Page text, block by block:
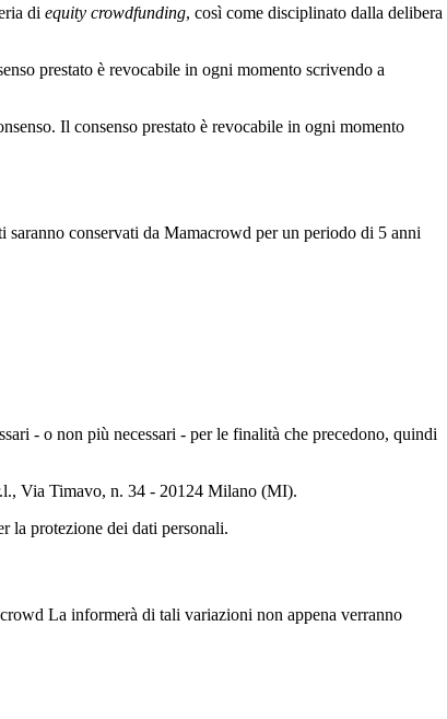
di equity crowdfunding, così come disciplinato dalla delibera
prestato è revocabile in ogni momento scrivendo a
Il consenso prestato è revocabile in ogni momento
conservati da Mamacrowd per un periodo di 5 anni
- o non più necessari - per le finalità che precedono, quindi
Via Timavo, n. 34 - 20124 Milano (MI).
la protezione dei dati personali.
La informerà di tali variazioni non appena verranno